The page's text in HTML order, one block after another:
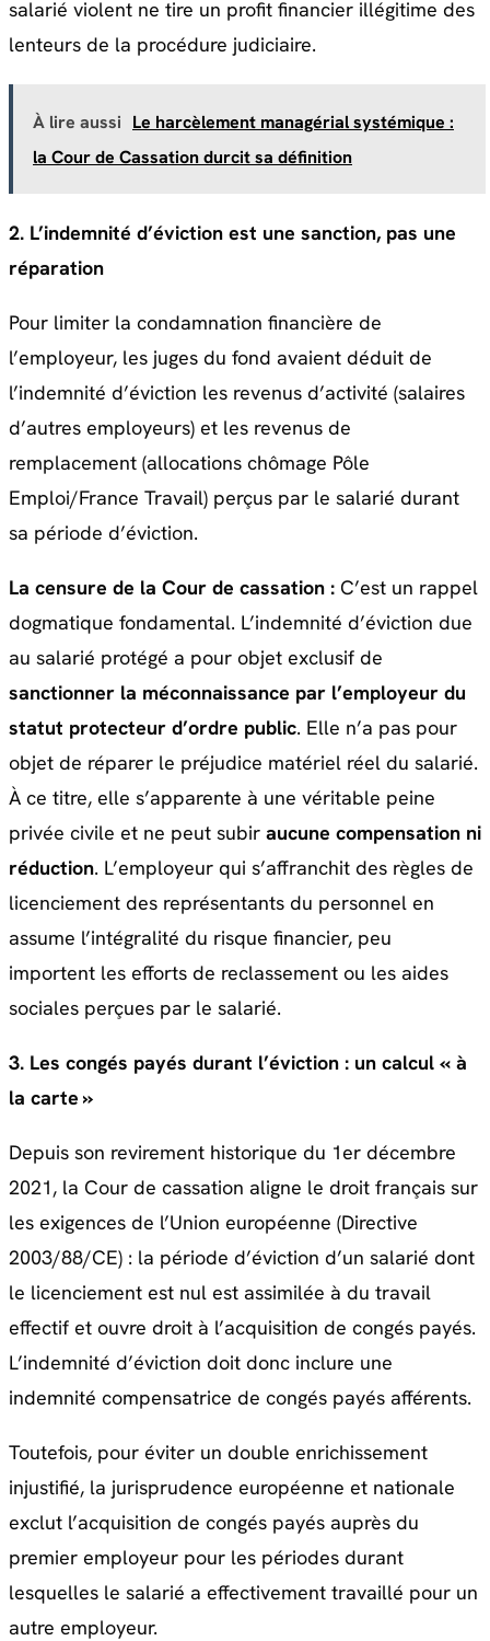
salarié violent ne tire un profit financier illégitime des
lenteurs de la procédure judiciaire.
À lire aussi Le harcèlement managérial systémique :
la Cour de Cassation durcit sa définition
2. L’indemnité d’éviction est une sanction, pas une
réparation
Pour limiter la condamnation financière de
l’employeur, les juges du fond avaient déduit de
l’indemnité d’éviction les revenus d’activité (salaires
d’autres employeurs) et les revenus de
remplacement (allocations chômage Pôle
Emploi/France Travail) perçus par le salarié durant
sa période d’éviction.
La censure de la Cour de cassation : C’est un rappel
dogmatique fondamental. L’indemnité d’éviction due
au salarié protégé a pour objet exclusif de
sanctionner la méconnaissance par l’employeur du
statut protecteur d’ordre public. Elle n’a pas pour
objet de réparer le préjudice matériel réel du salarié.
À ce titre, elle s’apparente à une véritable peine
privée civile et ne peut subir aucune compensation ni
réduction. L’employeur qui s’affranchit des règles de
licenciement des représentants du personnel en
assume l’intégralité du risque financier, peu
importent les efforts de reclassement ou les aides
sociales perçues par le salarié.
3. Les congés payés durant l’éviction : un calcul « à
la carte »
Depuis son revirement historique du 1er décembre
2021, la Cour de cassation aligne le droit français sur
les exigences de l’Union européenne (Directive
2003/88/CE) : la période d’éviction d’un salarié dont
le licenciement est nul est assimilée à du travail
effectif et ouvre droit à l’acquisition de congés payés.
L’indemnité d’éviction doit donc inclure une
indemnité compensatrice de congés payés afférents.
Toutefois, pour éviter un double enrichissement
injustifié, la jurisprudence européenne et nationale
exclut l’acquisition de congés payés auprès du
premier employeur pour les périodes durant
lesquelles le salarié a effectivement travaillé pour un
autre employeur.